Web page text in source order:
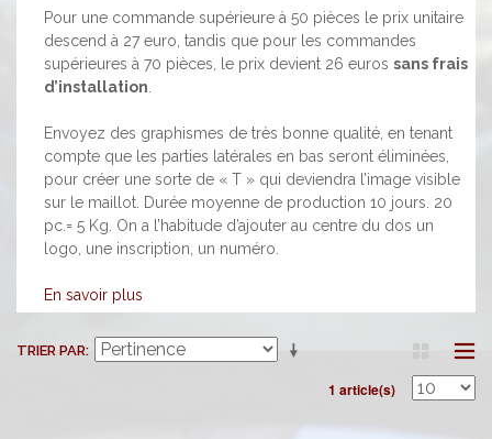
Pour une commande supérieure à 50 pièces le prix unitaire
descend à 27 euro, tandis que pour les commandes
supérieures à 70 pièces, le prix devient 26 euros sans frais
d’installation
Envoyez des graphismes de très bonne qualité, en tenant
compte que les parties latérales en bas seront éliminées,
pour créer une sorte de « T » qui deviendra l’image visible
sur le maillot. Durée moyenne de production 10 jours. 20
pc.= 5 Kg. On a l’habitude d’ajouter au centre du dos un
logo, une inscription, un numéro.
En savoir plus
TRIER PAR
1 article(s)